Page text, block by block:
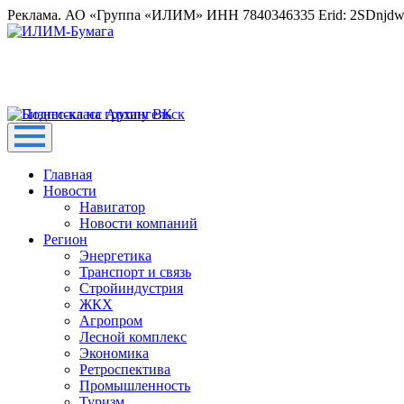
Реклама. АО «Группа «ИЛИМ» ИНН 7840346335 Erid:
Главная
Новости
Навигатор
Новости компаний
Регион
Энергетика
Транспорт и связь
Стройиндустрия
ЖКХ
Агропром
Лесной комплекс
Экономика
Ретроспектива
Промышленность